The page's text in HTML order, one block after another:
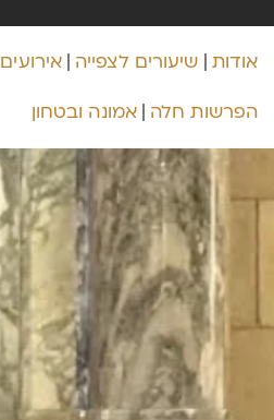
אודות שיעורים לצפייה אירועים
הפרשות חלה אמונה ובטחון